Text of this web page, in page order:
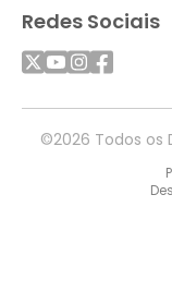
Redes Sociais
©2026 Todos os